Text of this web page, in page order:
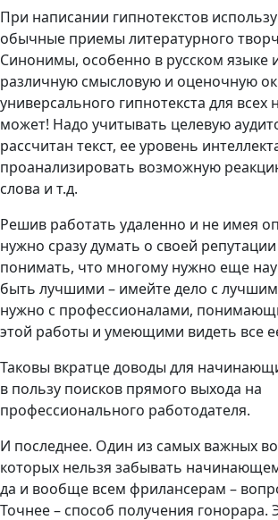
При написании гипнотекстов
обычные приемы литературного
Синонимы, особенно в русском
различную смысловую и оценочную
универсального гипнотекста для всех
может! Надо учитывать целевую
рассчитан текст, ее уровень
проанализировать возможную
слова и т.д.
Решив работать удаленно и не имея
нужно сразу думать о своей
понимать, что многому нужно еще
быть лучшими – имейте дело с
нужно с профессионалами,
этой работы и умеющими видеть все
Таковы вкратце доводы для
в пользу поисков прямого выхода на
профессионального работодателя.
И последнее. Один из самых важных
которых нельзя забывать
да и вообще всем фрилансерам –
Точнее – способ получения гонорара.